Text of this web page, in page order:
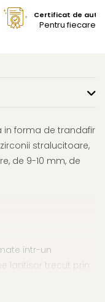
Certificat de
Pentru fiecare
forma de trandafir
stralucitoare,
de 9-10 mm, de
intr-un
lantisor trecut prin